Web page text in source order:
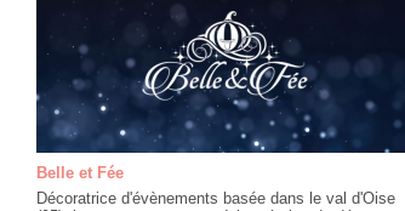
Belle et Fée
Décoratrice d'évènements basée dans le val d'Oise